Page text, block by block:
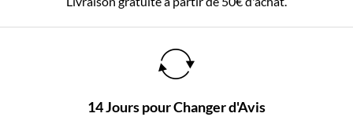
14 Jours pour Changer d'Avis